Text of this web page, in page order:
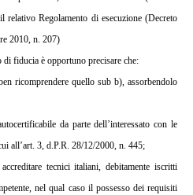
Regolamento di esecuzione (Decreto
2010, n. 207)
di fiducia è opportuno precisare che:
ricomprendere quello sub b), assorbendolo
da parte dell’interessato con le
all’art. 3, d.P.R. 28/12/2000, n. 445;
tecnici italiani, debitamente iscritti
nel qual caso il possesso dei requisiti